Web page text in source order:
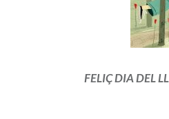
FELIÇ DIA DEL